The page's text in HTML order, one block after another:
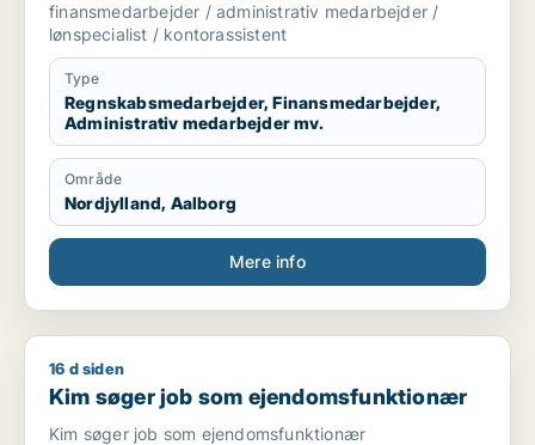
kontorassistent
finansmedarbejder / administrativ medarbejder /
lønspecialist / kontorassistent
Type
Regnskabsmedarbejder, Finansmedarbejder,
Administrativ medarbejder mv.
Område
Nordjylland, Aalborg
Mere info
Kim søger job som ejendomsfunktionær
16 d siden
Kim søger job som ejendomsfunktionær
Kim søger job som ejendomsfunktionær